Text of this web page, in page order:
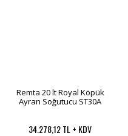
Remta 20 lt Royal Köpük
Ayran Soğutucu ST30A
34.278,12 TL + KDV